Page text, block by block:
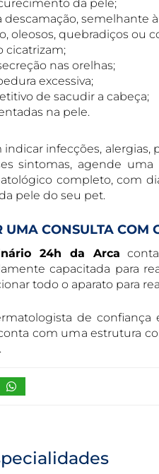
da pele;
semelhante à
oleosos, quebradiços ou
cicatrizam;
nas orelhas;
excessiva;
de sacudir a cabeça;
na pele.
indicar infecções,
sintomas, agende uma
completo, com
pele do seu pet.
CONSULTA COM
24h da Arca
capacitada para
todo o aparato para
de confiança
com uma estrutura